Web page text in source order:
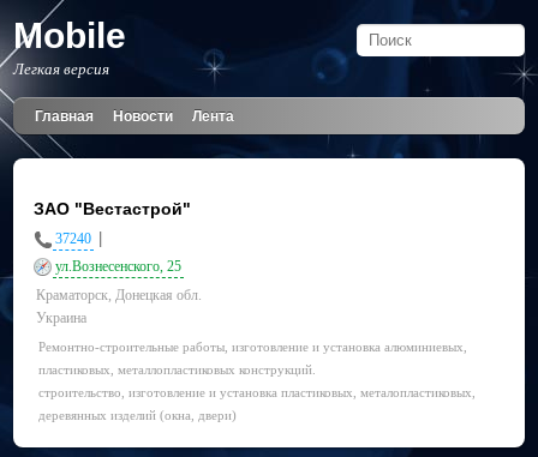
Mobile
Легкая версия
Главная Новости Лента
ЗАО "Вестастрой"
37240
ул.Вознесенского, 25
Краматорск, Донецкая обл.
Украина
Ремонтно-строительные работы, изготовление и установка алюминиевых,
пластиковых, металлопластиковых конструкций.
строительство, изготовление и установка пластиковых, металопластиковых,
деревянных изделий (окна, двери)